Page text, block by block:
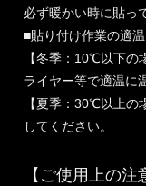
必ず暖かい時に貼っ
■貼り付け作業の適
【冬季：10℃以下
ライヤー等で適温に
【夏季：30℃以上
してください。
【ご使用上の注